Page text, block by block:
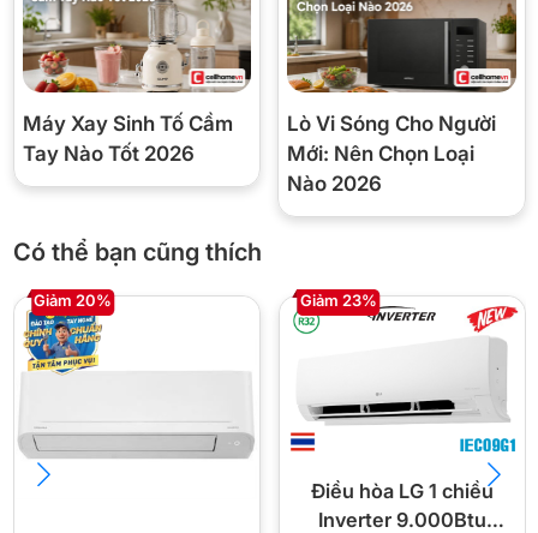
Công nghệ tiết kiệm điện
– Nhờ được trang bị công nghệ Inverter, máy nén của máy lạnh
Casper này sẽ hoạt động vượt trội, cho khả năng tiết kiệm điện,
hoạt động êm ái hơn.
Xem thêm: Tổng hợp chứng nhận công nghệ trên máy lạnh từ các
Máy Xay Sinh Tố Cầm
Tay Nào Tốt 2026
Lò Vi Sóng Cho Người
Mới: Nên Chọn Loại
Nào 2026
Có thể bạn cũng thích
Giảm 20% Giảm 23%
Điều hòa LG 1 chiều
Inverter 9.000Btu